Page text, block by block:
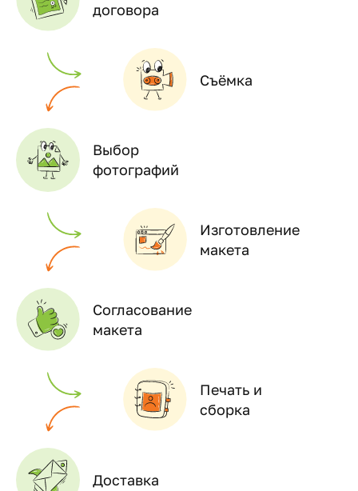
договора
Съёмка
Выбор
фотографий
Изготовление
макета
Согласование
макета
Печать и
сборка
Доставка